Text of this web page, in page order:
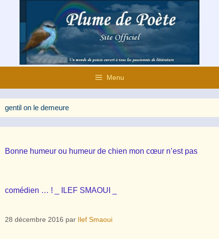
contenu
Menu
gentil on le demeure
Bonne humeur ou humeur de chien mon cœur n’est pas
comédien … ! _ ILEF SMAOUI _
28 décembre 2016 par Ilef Smaoui